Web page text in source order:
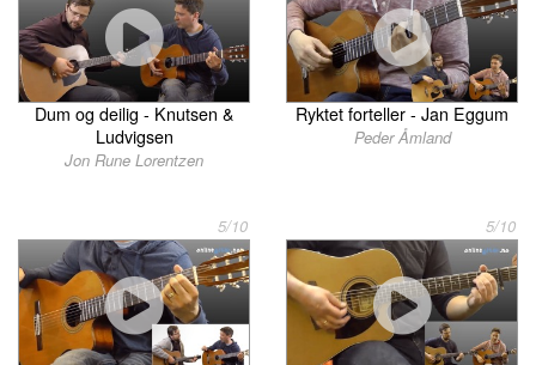
Dum og deilig - Knutsen &
Ludvigsen
Jon Rune Lorentzen
Ryktet forteller - Jan Eggum
Peder Åmland
5/10 5/10